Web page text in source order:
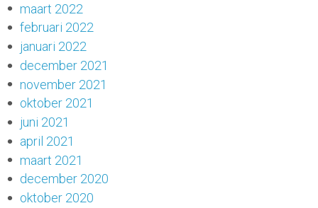
maart 2022
februari 2022
januari 2022
december 2021
november 2021
oktober 2021
juni 2021
april 2021
maart 2021
december 2020
oktober 2020